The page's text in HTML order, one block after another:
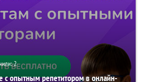
2
с опытным репетитором в онлайн-